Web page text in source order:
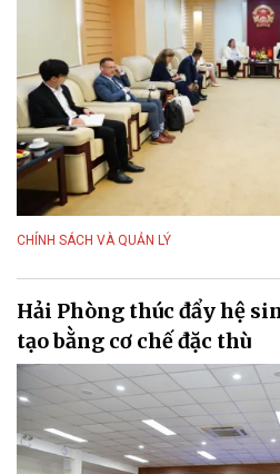
CHÍNH SÁCH VÀ QUẢN LÝ
Hải Phòng thúc đẩy hệ
tạo bằng cơ chế đặc thù